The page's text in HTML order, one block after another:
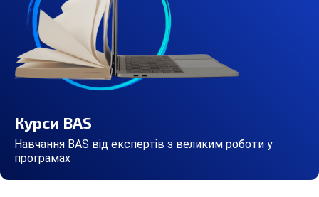
Курси BAS
Навчання BAS від експертів з великим роботи у
програмах